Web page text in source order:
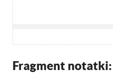
Fragment notatki: